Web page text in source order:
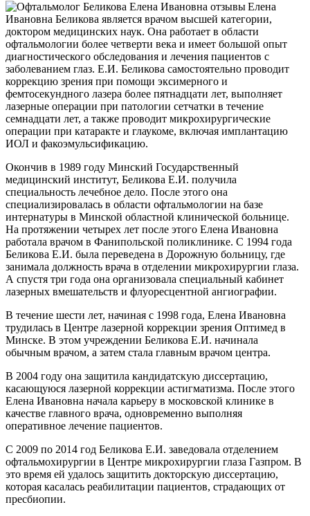
Елена
Ивановна Беликова является врачом высшей категории,
доктором медицинских наук. Она работает в области
офтальмологии более четверти века и имеет большой опыт
диагностического обследования и лечения пациентов с
заболеванием глаз. Е.И. Беликова самостоятельно проводит
коррекцию зрения при помощи эксимерного и
фемтосекундного лазера более пятнадцати лет, выполняет
лазерные операции при патологии сетчатки в течение
семнадцати лет, а также проводит микрохирургические
операции при катаракте и глаукоме, включая имплантацию
ИОЛ и факоэмульсификацию.
Окончив в 1989 году Минский Государственный
медицинский институт, Беликова Е.И. получила
специальность лечебное дело. После этого она
специализировалась в области офтальмологии на базе
интернатуры в Минской областной клинической больнице.
На протяжении четырех лет после этого Елена Ивановна
работала врачом в Фанипольской поликлинике. С 1994 года
Беликова Е.И. была переведена в Дорожную больницу, где
занимала должность врача в отделении микрохирургии глаза.
А спустя три года она организовала специальный кабинет
лазерных вмешательств и флуоресцентной ангиографии.
В течение шести лет, начиная с 1998 года, Елена Ивановна
трудилась в Центре лазерной коррекции зрения Оптимед в
Минске. В этом учреждении Беликова Е.И. начинала
обычным врачом, а затем стала главным врачом центра.
В 2004 году она защитила кандидатскую диссертацию,
касающуюся лазерной коррекции астигматизма. После этого
Елена Ивановна начала карьеру в московской клинике в
качестве главного врача, одновременно выполняя
оперативное лечение пациентов.
С 2009 по 2014 год Беликова Е.И. заведовала отделением
офтальмохирургии в Центре микрохирургии глаза Газпром. В
это время ей удалось защитить докторскую диссертацию,
которая касалась реабилитации пациентов, страдающих от
пресбиопии.